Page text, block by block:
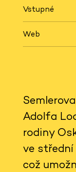
Vstupné
Web
Adolfa
rodiny
ve střední
což